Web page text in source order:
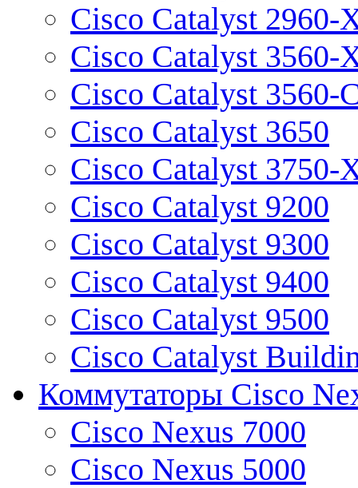
Cisco Catalyst 2960-
Cisco Catalyst 3560-
Cisco Catalyst 3560-
Cisco Catalyst 3650
Cisco Catalyst 3750-
Cisco Catalyst 9200
Cisco Catalyst 9300
Cisco Catalyst 9400
Cisco Catalyst 9500
Cisco Catalyst
Коммутаторы Cisco
Cisco Nexus 7000
Cisco Nexus 5000